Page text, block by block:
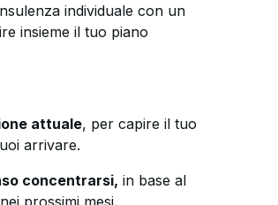
individuale con un
insieme il tuo piano
attuale, per capire il tuo
arrivare.
concentrarsi, in base al
prossimi mesi.